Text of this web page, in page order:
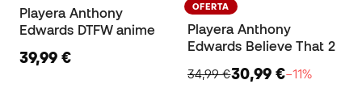
Playera Anthony
Edwards DTFW anime
39,99 €
OFERTA
Playera Anthony
Edwards Believe That 2
34,99 €30,99 €−11%